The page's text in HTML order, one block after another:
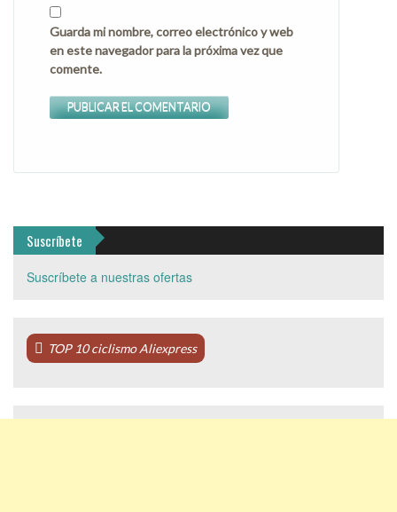
Guarda mi nombre, correo electrónico y web
en este navegador para la próxima vez que
comente.
Suscríbete
Suscríbete a nuestras ofertas
TOP 10 ciclismo Aliexpress